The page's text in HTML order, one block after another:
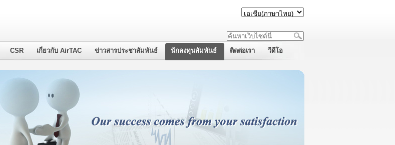
CSR เกี่ยวกับ AirTAC ข่าวสารประชาสัมพันธ์ นักลงทุนสัมพันธ์ ติดต่อเรา วีดีโอ